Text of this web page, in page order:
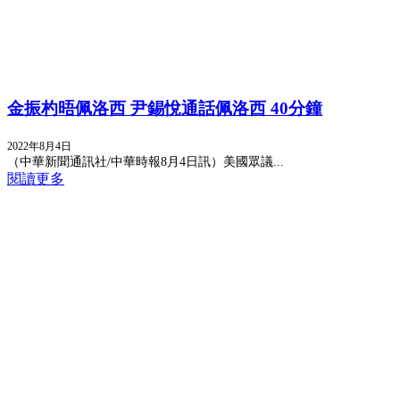
金振杓晤佩洛西 尹錫悅通話佩洛西 40分鐘
2022年8月4日
（中華新聞通訊社/中華時報8月4日訊）美國眾議...
閱讀更多